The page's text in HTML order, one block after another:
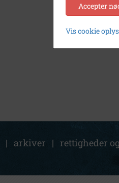
| arkiver | rettigheder
Accepter
Vis cookie